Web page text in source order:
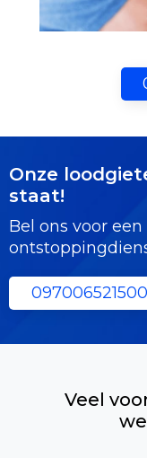
Onze
staat!
Bel ons voor
097006521500
Veel